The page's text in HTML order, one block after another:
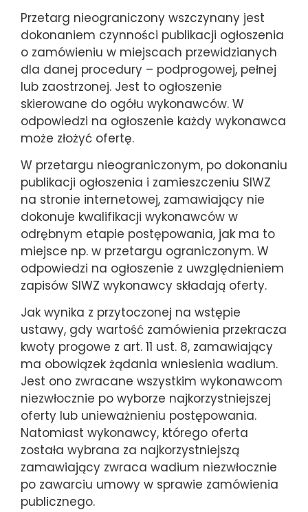
Przetarg nieograniczony wszczynany jest
dokonaniem czynności publikacji ogłoszenia
o zamówieniu w miejscach przewidzianych
dla danej procedury – podprogowej, pełnej
lub zaostrzonej. Jest to ogłoszenie
skierowane do ogółu wykonawców. W
odpowiedzi na ogłoszenie każdy wykonawca
może złożyć ofertę.
W przetargu nieograniczonym, po dokonaniu
publikacji ogłoszenia i zamieszczeniu SIWZ
na stronie internetowej, zamawiający nie
dokonuje kwalifikacji wykonawców w
odrębnym etapie postępowania, jak ma to
miejsce np. w przetargu ograniczonym. W
odpowiedzi na ogłoszenie z uwzględnieniem
zapisów SIWZ wykonawcy składają oferty.
Jak wynika z przytoczonej na wstępie
ustawy, gdy wartość zamówienia przekracza
kwoty progowe z art. 11 ust. 8, zamawiający
ma obowiązek żądania wniesienia wadium.
Jest ono zwracane wszystkim wykonawcom
niezwłocznie po wyborze najkorzystniejszej
oferty lub unieważnieniu postępowania.
Natomiast wykonawcy, którego oferta
została wybrana za najkorzystniejszą
zamawiający zwraca wadium niezwłocznie
po zawarciu umowy w sprawie zamówienia
publicznego.